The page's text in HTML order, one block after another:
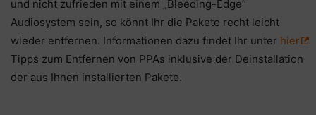
und nicht zufrieden mit einem „Bleeding-Edge“
Audiosystem sein, so könnt Ihr die Pakete recht leicht
wieder entfernen. Informationen dazu findet Ihr unter hier
Tipps zum Entfernen von PPAs inklusive der Deinstallation
der aus Ihnen installierten Pakete.